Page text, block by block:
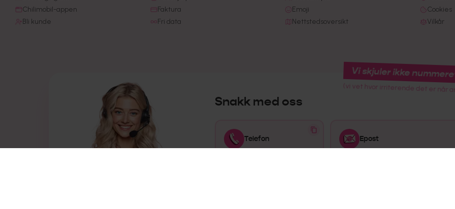
Chilimobil-appen
Bli kunde
Faktura
Fri data
Emoji
Nettstedsoversikt
Cookies
Vilkår
Vi skjuler ikke
(vi vet hvor irriterende det er når
Snakk med oss
Telefon Epost